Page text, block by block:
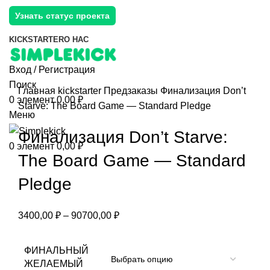
Узнать статус проекта
KICKSTARTERО НАС
Вход / Регистрация
Поиск
0 элемент 0,00 ₽
Меню
0 элемент 0,00₽
Главная kickstarter Предзаказы Финализация Don’t
Starve: The Board Game — Standard Pledge
Финализация Don’t Starve:
The Board Game — Standard
Pledge
3400,00 ₽ – 90700,00 ₽
ФИНАЛЬНЫЙ
ЖЕЛАЕМЫЙ